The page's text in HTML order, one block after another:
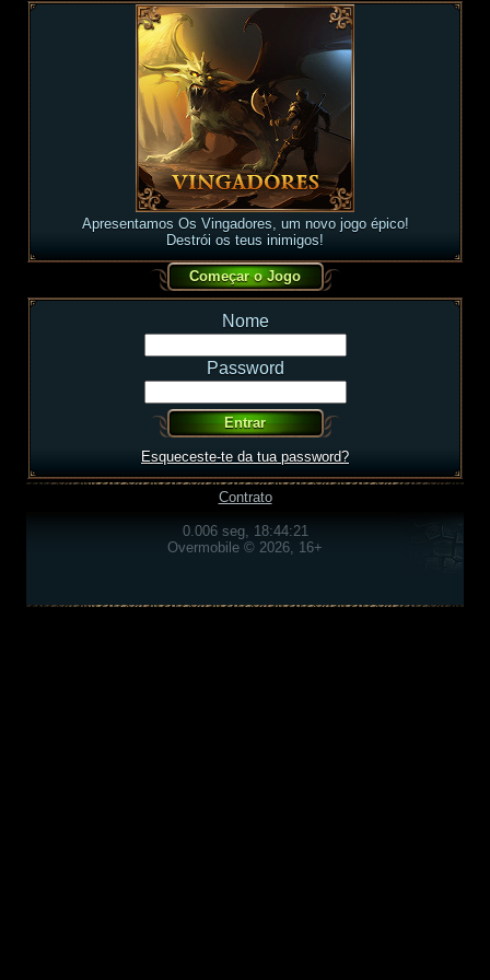
Apresentamos Os Vingadores, um novo jogo épico!
Destrói os teus inimigos!
Nome
Password
Esqueceste-te da tua password?
Contrato
0.006 seg, 18:44:21
Overmobile © 2026, 16+